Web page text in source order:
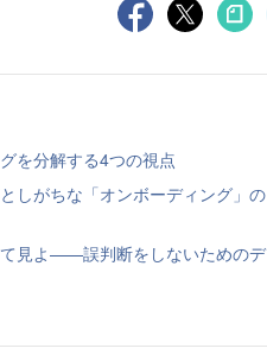
を分解する4つの視点
しがちな「オンボーディング」の
見よ——誤判断をしないためのデ